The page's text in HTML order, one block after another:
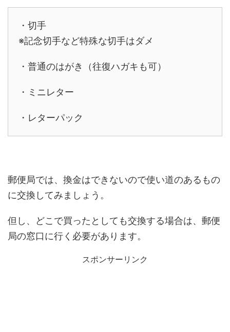
・切手
※記念切手など特殊な切手はダメ
・普通のはがき（往復ハガキも可）
・ミニレター
・レターパック
郵便局では、換金はできないので使い道のあるもの
に交換してみましょう。
但し、どこで買ったとしても交換する場合は、郵便
局の窓口に行く必要があります。
スポンサーリンク